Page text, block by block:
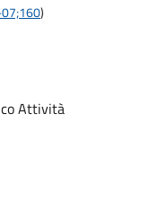
)
Attività